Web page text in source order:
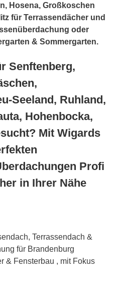
Hosena, Großkoschen
für Terrassendächer und
oder
& Sommergarten.
Senftenberg,
Seeland, Ruhland,
Hohenbocka,
Mit Wigards
Profi
in Ihrer Nähe
Terrassendach &
für Brandenburg
& Fensterbau , mit Fokus